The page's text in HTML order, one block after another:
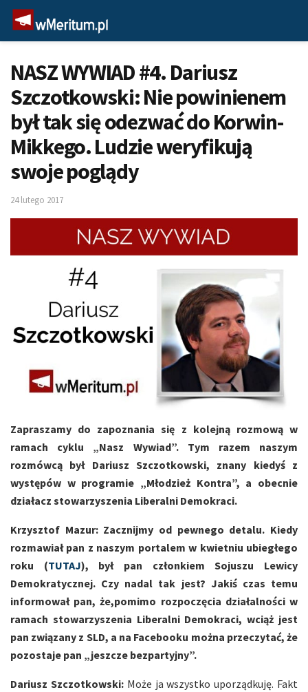
NASZ WYWIAD #4. Dariusz
Szczotkowski: Nie powinienem
był tak się odezwać do Korwin-
Mikkego. Ludzie weryfikują
swoje poglądy
24 lutego 2017
Zapraszamy do zapoznania się z kolejną rozmową w
ramach cyklu „Nasz Wywiad”. Tym razem naszym
rozmówcą był Dariusz Szczotkowski, znany kiedyś z
występów w programie „Młodzież Kontra”, a obecnie
działacz stowarzyszenia Liberalni Demokraci.
Krzysztof Mazur: Zacznijmy od pewnego detalu. Kiedy
rozmawiał pan z naszym portalem w kwietniu ubiegłego
roku (TUTAJ), był pan członkiem Sojuszu Lewicy
Demokratycznej. Czy nadal tak jest? Jakiś czas temu
informował pan, że,pomimo rozpoczęcia działalności w
ramach stowarzyszenia Liberalni Demokraci, wciąż jest
pan związany z SLD, a na Facebooku można przeczytać, że
pozostaje pan „jeszcze bezpartyjny”.
Dariusz Szczotkowski:Może ja wszystko uporządkuję. Fakt